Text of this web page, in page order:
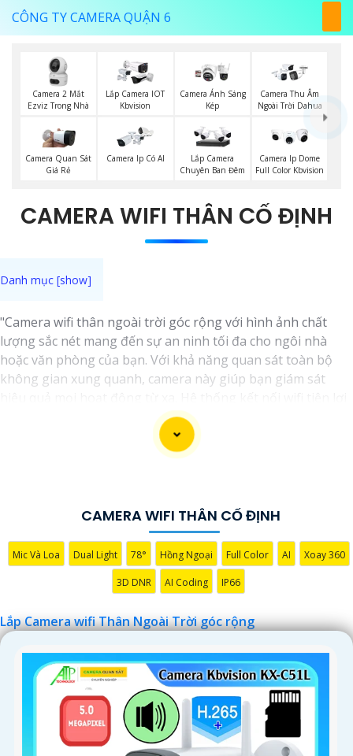
CÔNG TY CAMERA QUẬN 6
Camera 2 Mắt
Ezviz Trong Nhà
Lắp Camera IOT
Kbvision
Camera Ánh Sáng
Kép
Camera Thu Âm
Ngoài Trời Dahua
Camera Quan Sát
Giá Rẻ
Camera Ip Có AI
Lắp Camera
Chuyên Ban Đêm
Camera Ip Dome
Full Color Kbvision
CAMERA WIFI THÂN CỐ ĐỊNH
"Camera wifi thân ngoài trời góc rộng với hình ảnh chất
lượng sắc nét mang đến sự an ninh tối đa cho ngôi nhà
hoặc văn phòng của bạn. Với khả năng quan sát toàn bộ
không gian xung quanh, camera này giúp bạn giám sát
cho phép bạn theo dõi mọi thay đổi một cách dễ dàng
thông qua điện thoại di động hoặc máy tính. với góc quay
rộng, camera giúp bạn không bỏ sót bất kỳ chi tiết nào
nghiệt. Đảm bảo an ninh cho ngôi nhà, cửa hàng hoặc văn
phòng của bạn với camera wifi thân ngoài trời này."
CAMERA WIFI THÂN CỐ ĐỊNH
Mic Và Loa Dual Light 78° Hồng Ngoại Full Color AI Xoay 360
3D DNR AI Coding IP66
Lắp Camera wifi Thân Ngoài Trời góc rộng